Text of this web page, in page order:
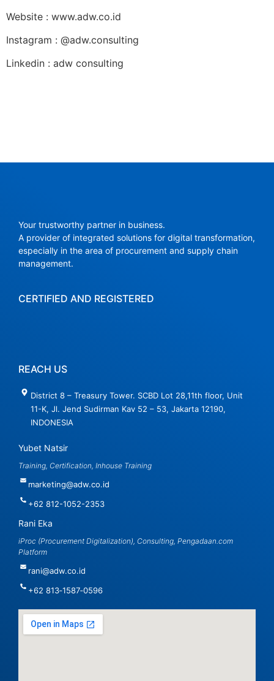
Website : www.adw.co.id
Instagram : @adw.consulting
Linkedin : adw consulting
Your trustworthy partner in business.
A provider of integrated solutions for digital transformation,
especially in the area of ​​procurement and supply chain
management.
CERTIFIED AND REGISTERED
REACH US
District 8 – Treasury Tower. SCBD Lot 28,11th floor, Unit
11-K, Jl. Jend Sudirman Kav 52 – 53, Jakarta 12190,
INDONESIA
Yubet Natsir
Training, Certification, Inhouse Training
marketing@adw.co.id
+62 812-1052-2353
Rani Eka
iProc (Procurement Digitalization), Consulting, Pengadaan.com
Platform
rani@adw.co.id
‪+62 813‑1587‑0596‬